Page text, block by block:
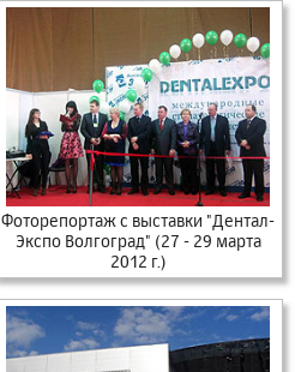
Фоторепортаж с выставки "Дентал-
Экспо Волгоград" (27 - 29 марта
2012 г.)